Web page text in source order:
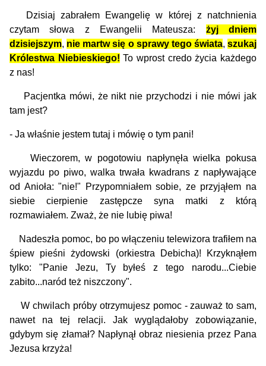
Dzisiaj zabrałem Ewangelię w której z natchnienia
czytam słowa z Ewangelii Mateusza: żyj dniem
dzisiejszym, nie martw się o sprawy tego świata, szukaj
Królestwa Niebieskiego! To wprost credo życia każdego
z nas!
Pacjentka mówi, że nikt nie przychodzi i nie mówi jak
tam jest?
- Ja właśnie jestem tutaj i mówię o tym pani!
Wieczorem, w pogotowiu napłynęła wielka pokusa
wyjazdu po piwo, walka trwała kwadrans z napływające
od Anioła: "nie!" Przypomniałem sobie, ze przyjąłem na
siebie cierpienie zastępcze syna matki z którą
rozmawiałem. Zważ, że nie lubię piwa!
Nadeszła pomoc, bo po włączeniu telewizora trafiłem na
śpiew pieśni żydowski (orkiestra Debicha)! Krzyknąłem
tylko: "Panie Jezu, Ty byłeś z tego narodu...Ciebie
zabito...naród też niszczony".
W chwilach próby otrzymujesz pomoc - zauważ to sam,
nawet na tej relacji. Jak wyglądałoby zobowiązanie,
gdybym się złamał? Napłynął obraz niesienia przez Pana
Jezusa krzyża!